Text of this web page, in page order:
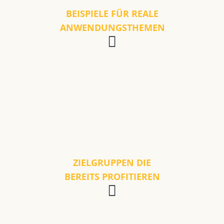
BEISPIELE FÜR REALE
ANWENDUNGSTHEMEN
ZIELGRUPPEN DIE
BEREITS PROFITIEREN